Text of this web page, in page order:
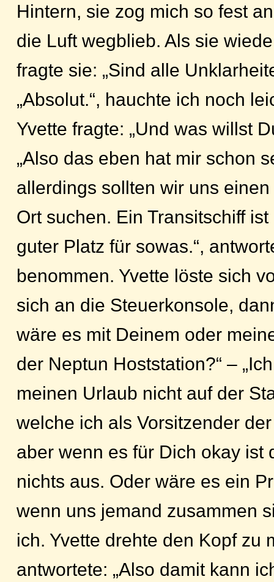
Hintern, sie zog mich so fest
die Luft wegblieb. Als sie
fragte sie: „Sind alle
„Absolut.“, hauchte ich noch
Yvette fragte: „Und was willst
„Also das eben hat mir schon
allerdings sollten wir uns
Ort suchen. Ein Transitschiff
guter Platz für sowas.“,
benommen. Yvette löste sich
sich an die Steuerkonsole,
wäre es mit Deinem oder
der Neptun Hoststation?“ –
meinen Urlaub nicht auf der
welche ich als Vorsitzender
aber wenn es für Dich okay ist
nichts aus. Oder wäre es ein
wenn uns jemand zusammen
ich. Yvette drehte den Kopf zu
antwortete: „Also damit kann